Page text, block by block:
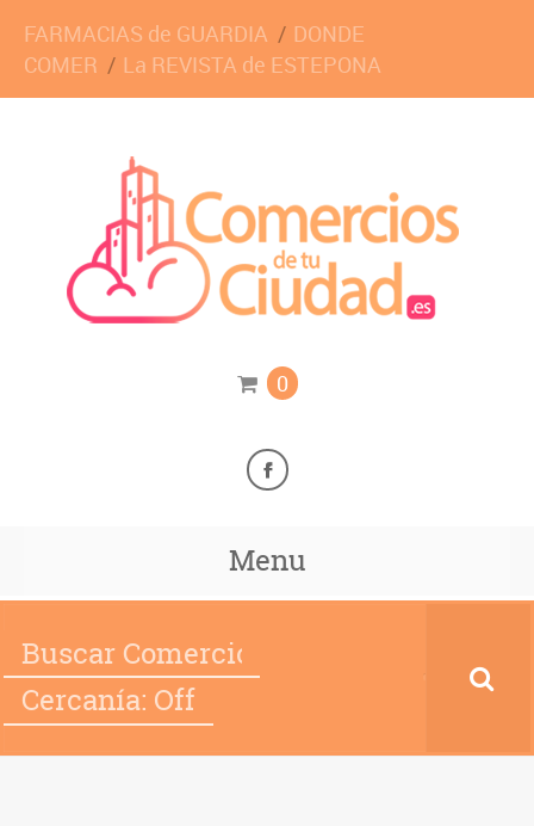
FARMACIAS de GUARDIA
DONDE
COMER
La REVISTA de ESTEPONA
0
Menu
Cercanía: Off